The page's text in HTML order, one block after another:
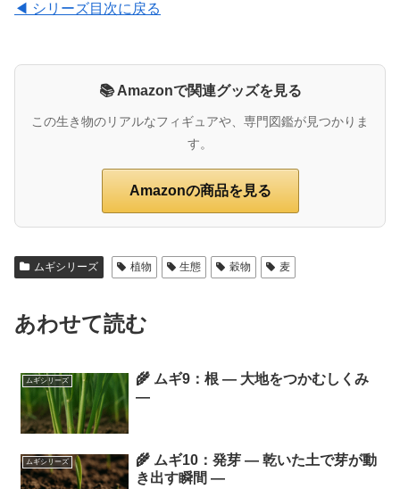
◀ シリーズ目次に戻る
📚 Amazonで関連グッズを見る
この生き物のリアルなフィギュアや、専門図鑑が見つかりま
す。
Amazonの商品を見る
ムギシリーズ 植物 生態 穀物 麦
あわせて読む
ムギシリーズ
🌾 ムギ9：根 ― 大地をつかむしくみ
―
ムギシリーズ
🌾 ムギ10：発芽 ― 乾いた土で芽が動
き出す瞬間 ―